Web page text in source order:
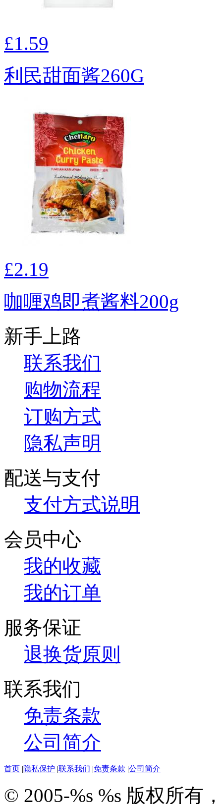
£1.59
利民甜面酱260G
£2.19
咖喱鸡即煮酱料200g
新手上路
联系我们
购物流程
订购方式
隐私声明
配送与支付
支付方式说明
会员中心
我的收藏
我的订单
服务保证
退换货原则
联系我们
免责条款
公司简介
首页 |隐私保护 |联系我们 |免责条款 |公司简介
© 2005-%s %s 版权所有